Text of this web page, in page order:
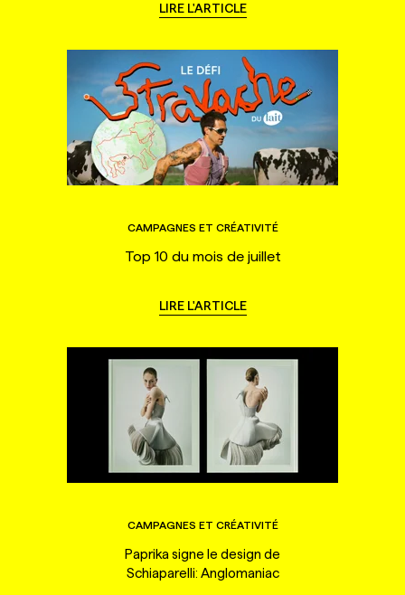
LIRE L'ARTICLE
CAMPAGNES ET CRÉATIVITÉ
Top 10 du mois de juillet
LIRE L'ARTICLE
CAMPAGNES ET CRÉATIVITÉ
Paprika signe le design de
Schiaparelli: Anglomaniac